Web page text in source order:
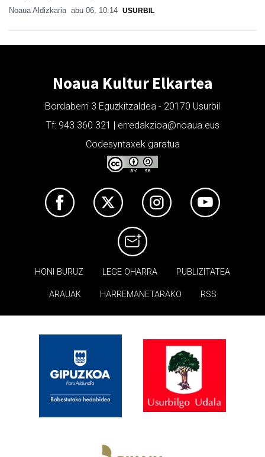
Noaua Aldizkaria abu 06, 10:14 USURBIL
Noaua Kultur Elkartea
Bordaberri 3 Eguzkitzaldea - 20170 Usurbil
Tf: 943 360 321 | erredakzioa@noaua.eus
Codesyntaxek garatua
HONI BURUZ LEGE OHARRA PUBLIZITATEA
ARAUAK HARREMANETARAKO RSS